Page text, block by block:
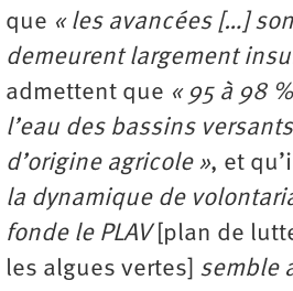
que « les avancées […]
demeurent largement
admettent que « 95 à 98
l’eau des bassins
d’origine agricole », et
la dynamique de
fonde le PLAV [plan de
les algues vertes] semble